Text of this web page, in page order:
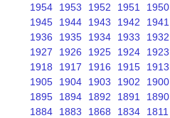
1954
1953 1952 1951 1950
1945
1944 1943 1942 1941
1936
1935 1934 1933 1932
1927
1926 1925 1924 1923
1918
1917 1916 1915 1913
1905
1904 1903 1902 1900
1895
1894 1892 1891 1890
1884
1883 1868 1834 1811